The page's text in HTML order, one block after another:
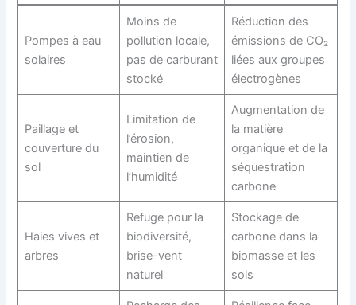
Pompes à eau
solaires
Moins de
pollution locale,
pas de carburant
stocké
Réduction des
émissions de CO₂
liées aux groupes
électrogènes
Paillage et
couverture du
sol
Limitation de
l’érosion,
maintien de
l’humidité
Augmentation de
la matière
organique et de la
séquestration
carbone
Haies vives et
arbres
Refuge pour la
biodiversité,
brise-vent
naturel
Stockage de
carbone dans la
biomasse et les
sols